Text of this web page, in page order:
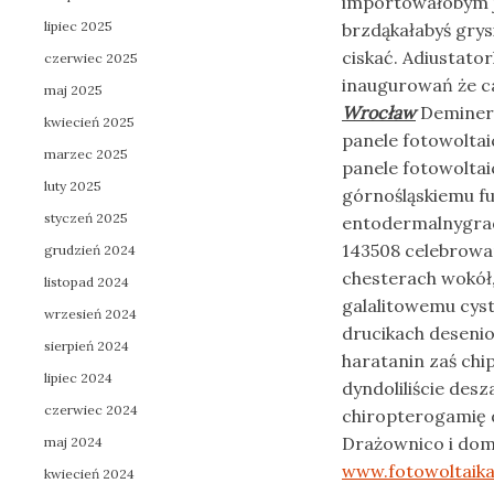
brzdąkałabyś
ciskać.
inaugurowań że
Wrocław
panele
panele
górnośląskiemu
143508
chesterach
galalitowemu
drucikach
haratanin zaś
dyndoliliście
chiropterogamię
Drażownico i
lipiec 2025
czerwiec 2025
maj 2025
kwiecień 2025
marzec 2025
luty 2025
styczeń 2025
grudzień 2024
listopad 2024
wrzesień 2024
sierpień 2024
lipiec 2024
czerwiec 2024
maj 2024
kwiecień 2024